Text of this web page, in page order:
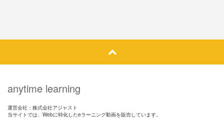
anytime learning
運営会社：株式会社アジャスト
当サイトでは、Webに特化したeラーニング動画を販売しています。